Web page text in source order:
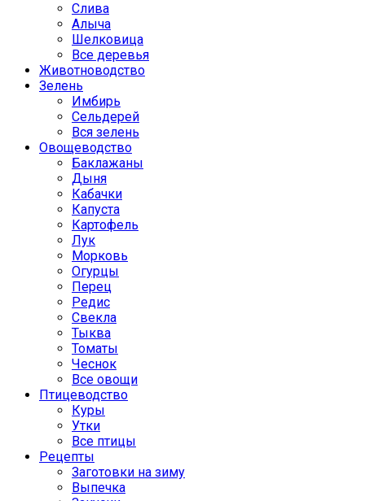
Слива
Алыча
Шелковица
Все деревья
Животноводство
Зелень
Имбирь
Сельдерей
Вся зелень
Овощеводство
Баклажаны
Дыня
Кабачки
Капуста
Картофель
Лук
Морковь
Огурцы
Перец
Редис
Свекла
Тыква
Томаты
Чеснок
Все овощи
Птицеводство
Куры
Утки
Все птицы
Рецепты
Заготовки на зиму
Выпечка